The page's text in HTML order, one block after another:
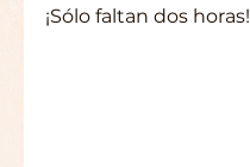
¡Sólo faltan dos horas!